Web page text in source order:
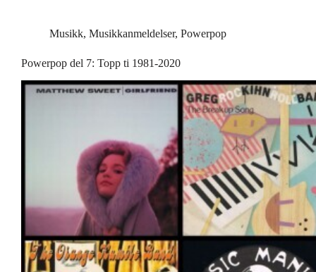
Musikk, Musikkanmeldelser, Powerpop
Powerpop del 7: Topp ti 1981-2020